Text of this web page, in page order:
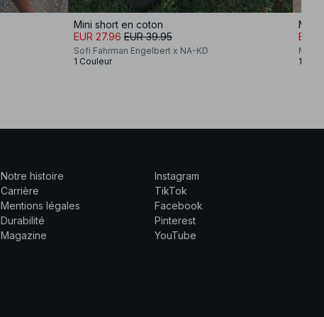
Mini short en coton
EUR 27.96 EUR 39.95
Sofi Fahrman Engelbert x NA-KD
1 Couleur
Mini
EUR
Moa
1
Notre histoire
Carrière
Mentions légales
Durabilité
Magazine
Instagram
TikTok
Facebook
Pinterest
YouTube